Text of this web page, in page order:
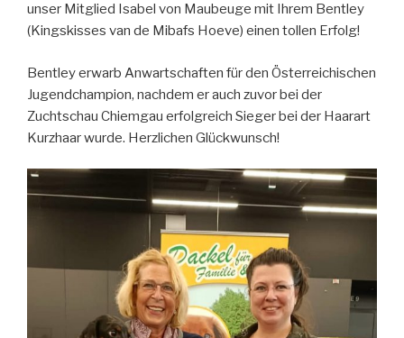
unser Mitglied Isabel von Maubeuge mit Ihrem Bentley
(Kingskisses van de Mibafs Hoeve) einen tollen Erfolg!
Bentley erwarb Anwartschaften für den Österreichischen
Jugendchampion, nachdem er auch zuvor bei der
Zuchtschau Chiemgau erfolgreich Sieger bei der Haarart
Kurzhaar wurde. Herzlichen Glückwunsch!